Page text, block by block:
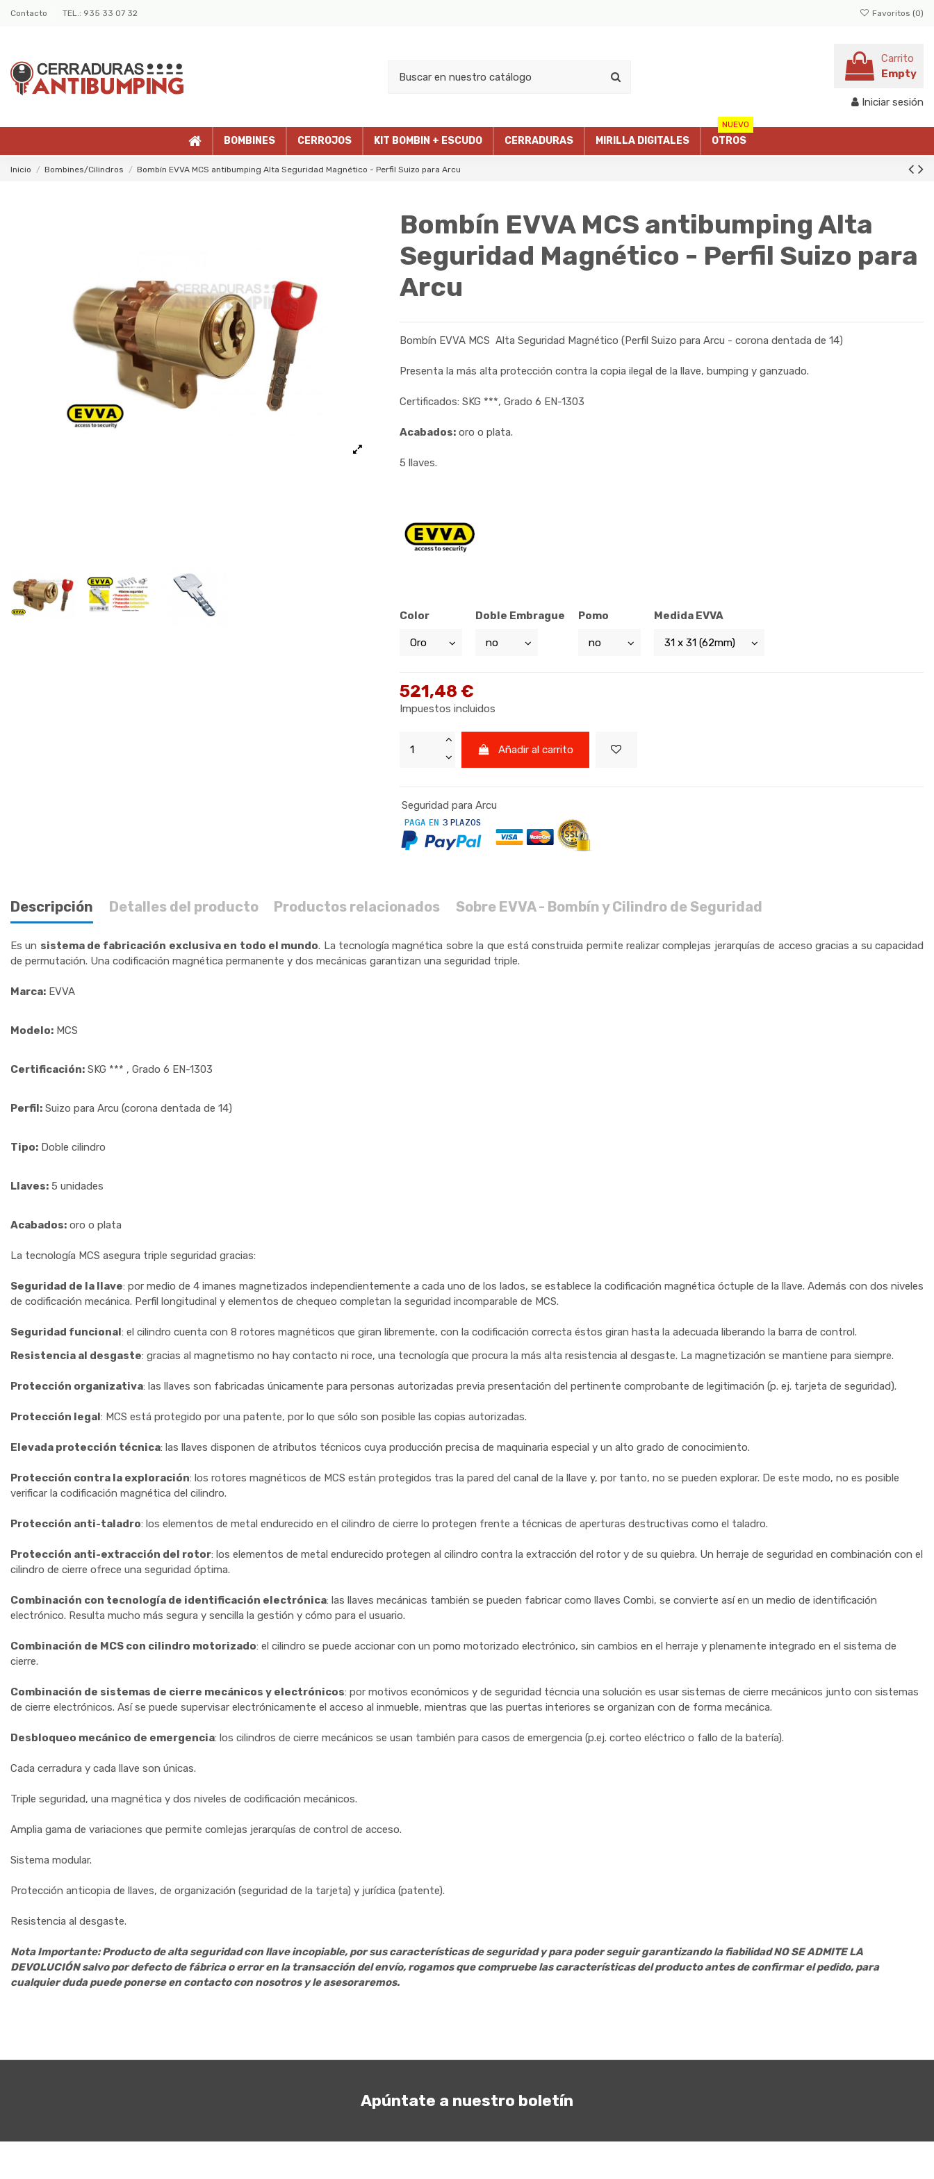
Contacto TEL.: 935 33 07 32 Favoritos (0)
Carrito
Empty
Iniciar sesión
BOMBINES CERROJOS KIT BOMBIN + ESCUDO CERRADURAS MIRILLA DIGITALES OTROS
NUEVO
Inicio Bombines/Cilindros Bombín EVVA MCS antibumping Alta Seguridad Magnético - Perfil Suizo para Arcu
Bombín EVVA MCS antibumping Alta
Seguridad Magnético - Perfil Suizo para
Arcu
Bombín EVVA MCS Alta Seguridad Magnético (Perfil Suizo para Arcu - corona dentada de 14)
Presenta la más alta protección contra la copia ilegal de la llave, bumping y ganzuado.
Certificados: SKG ***, Grado 6 EN-1303
Acabados: oro o plata.
5 llaves.
Color Doble Embrague Pomo Medida EVVA
521,48 €
Impuestos incluidos
Añadir al carrito
Seguridad para Arcu
Descripción Detalles del producto Productos relacionados Sobre EVVA - Bombín y Cilindro de Seguridad
Es un sistema de fabricación exclusiva en todo el mundo. La tecnología magnética sobre la que está construida permite realizar complejas jerarquías de acceso gracias a su capacidad
de permutación. Una codificación magnética permanente y dos mecánicas garantizan una seguridad triple.
Marca: EVVA
Modelo: MCS
Certificación: SKG *** , Grado 6 EN-1303
Perfil: Suizo para Arcu (corona dentada de 14)
Tipo: Doble cilindro
Llaves: 5 unidades
Acabados: oro o plata
La tecnología MCS asegura triple seguridad gracias:
Seguridad de la llave: por medio de 4 imanes magnetizados independientemente a cada uno de los lados, se establece la codificación magnética óctuple de la llave. Además con dos niveles
de codificación mecánica. Perfil longitudinal y elementos de chequeo completan la seguridad incomparable de MCS.
Seguridad funcional: el cilindro cuenta con 8 rotores magnéticos que giran libremente, con la codificación correcta éstos giran hasta la adecuada liberando la barra de control.
Resistencia al desgaste: gracias al magnetismo no hay contacto ni roce, una tecnología que procura la más alta resistencia al desgaste. La magnetización se mantiene para siempre.
Protección organizativa: las llaves son fabricadas únicamente para personas autorizadas previa presentación del pertinente comprobante de legitimación (p. ej. tarjeta de seguridad).
Protección legal: MCS está protegido por una patente, por lo que sólo son posible las copias autorizadas.
Elevada protección técnica: las llaves disponen de atributos técnicos cuya producción precisa de maquinaria especial y un alto grado de conocimiento.
Protección contra la exploración: los rotores magnéticos de MCS están protegidos tras la pared del canal de la llave y, por tanto, no se pueden explorar. De este modo, no es posible
verificar la codificación magnética del cilindro.
Protección anti-taladro: los elementos de metal endurecido en el cilindro de cierre lo protegen frente a técnicas de aperturas destructivas como el taladro.
Protección anti-extracción del rotor: los elementos de metal endurecido protegen al cilindro contra la extracción del rotor y de su quiebra. Un herraje de seguridad en combinación con el
cilindro de cierre ofrece una seguridad óptima.
Combinación con tecnología de identificación electrónica: las llaves mecánicas también se pueden fabricar como llaves Combi, se convierte así en un medio de identificación
electrónico. Resulta mucho más segura y sencilla la gestión y cómo para el usuario.
Combinación de MCS con cilindro motorizado: el cilindro se puede accionar con un pomo motorizado electrónico, sin cambios en el herraje y plenamente integrado en el sistema de
cierre.
Combinación de sistemas de cierre mecánicos y electrónicos: por motivos económicos y de seguridad técncia una solución es usar sistemas de cierre mecánicos junto con sistemas
de cierre electrónicos. Así se puede supervisar electrónicamente el acceso al inmueble, mientras que las puertas interiores se organizan con de forma mecánica.
Desbloqueo mecánico de emergencia: los cilindros de cierre mecánicos se usan también para casos de emergencia (p.ej. corteo eléctrico o fallo de la batería).
Cada cerradura y cada llave son únicas.
Triple seguridad, una magnética y dos niveles de codificación mecánicos.
Amplia gama de variaciones que permite comlejas jerarquías de control de acceso.
Sistema modular.
Protección anticopia de llaves, de organización (seguridad de la tarjeta) y jurídica (patente).
Resistencia al desgaste.
Nota Importante: Producto de alta seguridad con llave incopiable, por sus características de seguridad y para poder seguir garantizando la fiabilidad NO SE ADMITE LA
DEVOLUCIÓN salvo por defecto de fábrica o error en la transacción del envío, rogamos que compruebe las características del producto antes de confirmar el pedido, para
cualquier duda puede ponerse en contacto con nosotros y le asesoraremos.
Apúntate a nuestro boletín